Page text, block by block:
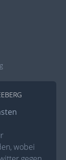
wobei